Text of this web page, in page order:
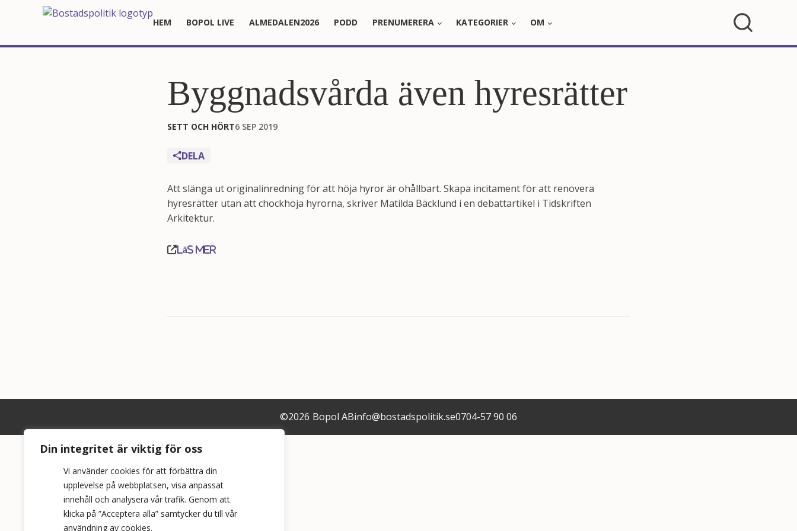
Din integritet är viktig för oss
Vi använder cookies för att förbättra din
upplevelse på webbplatsen, visa anpassat
innehåll och analysera vår trafik. Genom att
klicka på ”Acceptera alla” samtycker du till vår
användning av cookies.
HEM BOPOL LIVE ALMEDALEN2026 PODD PRENUMERERA KATEGORIER OM
Byggnadsvårda även hyresrätter
SETT OCH HÖRT6 SEP 2019
DELA
Att slänga ut originalinredning för att höja hyror är ohållbart. Skapa incitament för att renovera
hyresrätter utan att chockhöja hyrorna, skriver Matilda Bäcklund i en debattartikel i Tidskriften
Arkitektur.
Läs mer
©2026 Bopol ABinfo@bostadspolitik.se0704-57 90 06